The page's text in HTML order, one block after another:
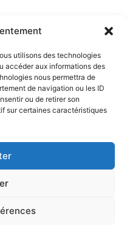
utilisons des technologies
accéder aux informations des
nous permettra de
de navigation ou les ID
ou de retirer son
sur certaines caractéristiques